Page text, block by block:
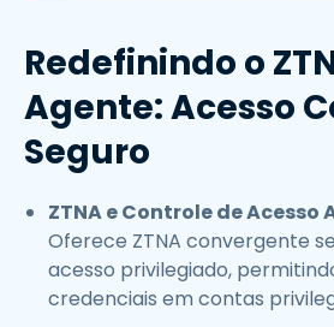
Redefinindo o
Agente: Acesso
Seguro
ZTNA e Controle de
Oferece ZTNA convergente
acesso privilegiado,
credenciais em contas